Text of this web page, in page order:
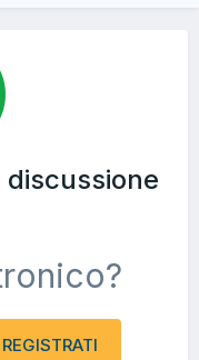
REGISTRATI